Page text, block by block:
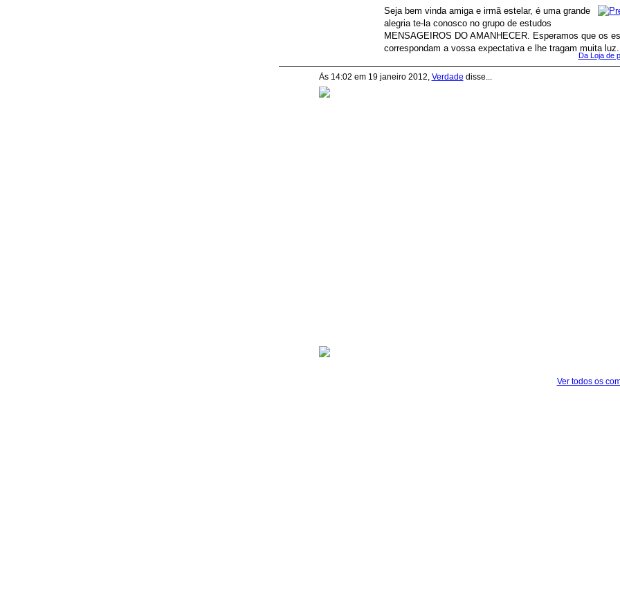
Seja bem vinda amiga e irmã estelar, é uma grande
alegria te-la conosco no grupo de estudos
MENSAGEIROS DO AMANHECER. Esperamos que os
correspondam a vossa expectativa e lhe tragam muita luz.
Da Loja de
Às 14:02 em 19 janeiro 2012, Verdade disse...
Ver todos os